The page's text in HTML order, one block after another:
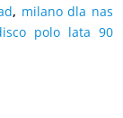
, milano dla nas
polo lata 90